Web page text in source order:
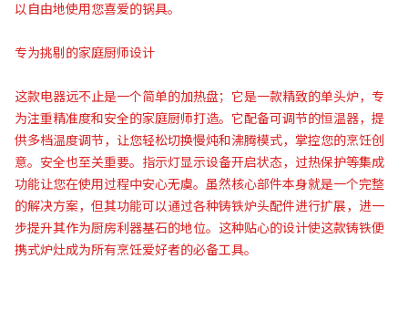
以自由地使用您喜爱的锅具。
专为挑剔的家庭厨师设计
这款电器远不止是一个简单的加热盘；它是一款精致的单头炉，专
为注重精准度和安全的家庭厨师打造。它配备可调节的恒温器，提
供多档温度调节，让您轻松切换慢炖和沸腾模式，掌控您的烹饪创
意。安全也至关重要。指示灯显示设备开启状态，过热保护等集成
功能让您在使用过程中安心无虞。虽然核心部件本身就是一个完整
的解决方案，但其功能可以通过各种铸铁炉头配件进行扩展，进一
步提升其作为厨房利器基石的地位。这种贴心的设计使这款铸铁便
携式炉灶成为所有烹饪爱好者的必备工具。